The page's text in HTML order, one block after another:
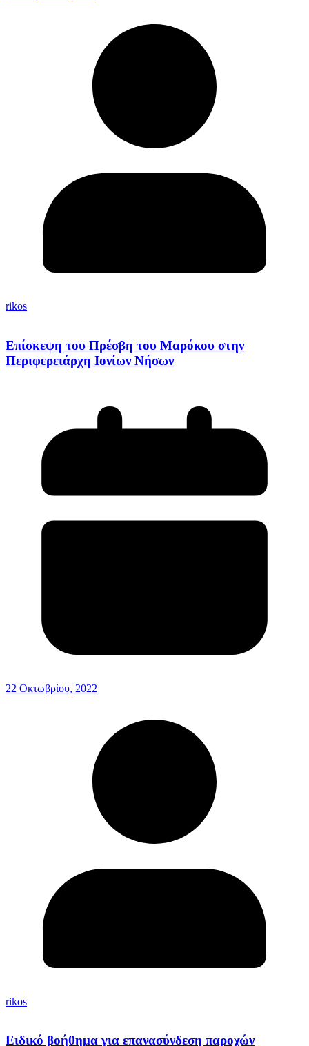
rikos
Επίσκεψη του Πρέσβη του Μαρόκου στην
Περιφερειάρχη Ιονίων Νήσων
22 Οκτωβρίου, 2022
rikos
Ειδικό βοήθημα για επανασύνδεση παροχών